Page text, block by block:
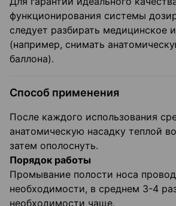
функционирования системы
следует разбирать медицинское
(например, снимать
баллона).
Способ применения
После каждого использования
анатомическую насадку теплой
затем ополоснуть.
Порядок работы
Промывание полости носа
необходимости, в среднем 3-4
необходимости чаще.